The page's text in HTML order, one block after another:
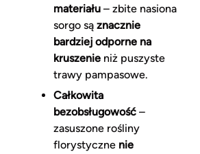
materiału– zbite nasiona
sorgo są znacznie
bardziej odporne na
kruszenieniż puszyste
trawy pampasowe.
Całkowita
bezobsługowość–
zasuszone rośliny
florystyczne nie